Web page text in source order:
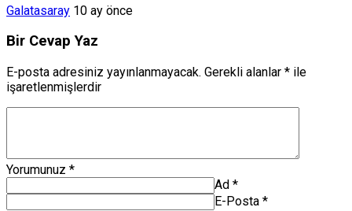
Galatasaray 10 ay önce
Bir Cevap Yaz
E-posta adresiniz yayınlanmayacak. Gerekli alanlar * ile
işaretlenmişlerdir
Yorumunuz *
Ad *
E-Posta *